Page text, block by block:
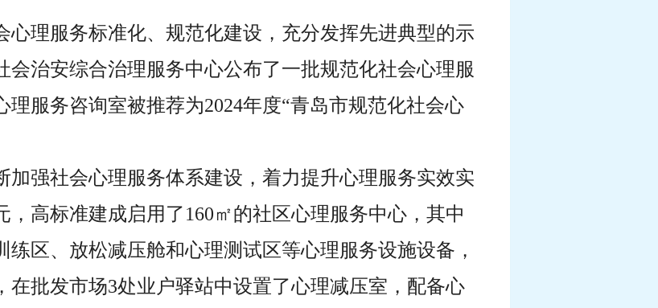
心理服务标准化、规范化建设，充分发挥先进典型的示
会治安综合治理服务中心公布了一批规范化社会心理服
理服务咨询室被推荐为2024年度“青岛市规范化社会心
加强社会心理服务体系建设，着力提升心理服务实效实
，高标准建成启用了160㎡的社区心理服务中心，其中
区、放松减压舱和心理测试区等心理服务设施设备，
在批发市场3处业户驿站中设置了心理减压室，配备心